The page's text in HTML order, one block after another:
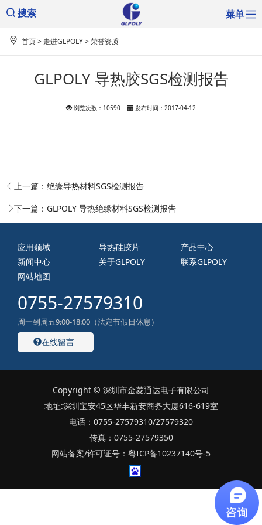
搜索 菜单
首页> 走进GLPOLY>荣誉资质
GLPOLY 导热胶SGS检测报告
浏览次数：10590 发布时间：2017-04-12
上一篇： 绝缘导热材料SGS检测报告
下一篇： GLPOLY 导热绝缘材料SGS检测报告
应用领域 导热硅胶片
产品中心
新闻中心
关于GLPOLY
联系GLPOLY
网站地图
0755-27579310
周一到周五9:00-18:00（法定节假日休息）
在线留言
Copyright © 深圳市金菱通达电子有限公司
地址:深圳宝安45区华丰新安商务大厦616-619室
电话：0755-27579310/27579320
传真：0755-27579350
网站备案/许可证号：粤ICP备10237140号-5